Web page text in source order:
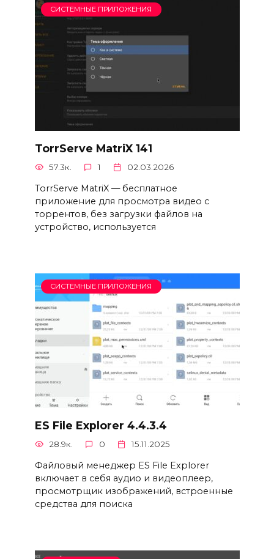
СИСТЕМНЫЕ ПРИЛОЖЕНИЯ
TorrServe MatriX 141
57.3к. 1 02.03.2026
TorrServe MatriX — бесплатное
приложение для просмотра видео с
торрентов, без загрузки файлов на
устройство, используется
СИСТЕМНЫЕ ПРИЛОЖЕНИЯ
ES File Explorer 4.4.3.4
28.9к. 0 15.11.2025
Файловый менеджер ES File Explorer
включает в себя аудио и видеоплеер,
просмотрщик изображений, встроенные
средства для поиска